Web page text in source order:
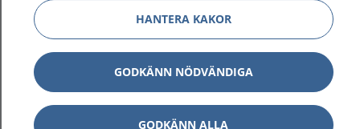
Logga in för att läsa din journal och göra dina
vårdärenden. Ring telefonnummer 1177 för
sjukvårdsrådgivning dygnet runt.
1177 ger dig råd när du vill må bättre.
HANTERA KAKOR
GODKÄNN NÖDVÄNDIGA
GODKÄNN ALLA